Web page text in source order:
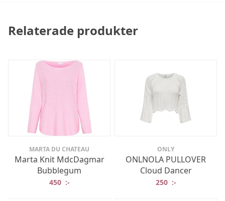
Relaterade produkter
MARTA DU CHATEAU
Marta Knit MdcDagmar
Bubblegum
450 :-
ONLY
ONLNOLA PULLOVER
Cloud Dancer
250 :-